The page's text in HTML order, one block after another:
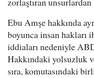
Ebu Amşe hakkında
boyunca insan hakları
iddiaları nedeniyle
Hakkındaki yolsuzluk
sıra, komutasındaki